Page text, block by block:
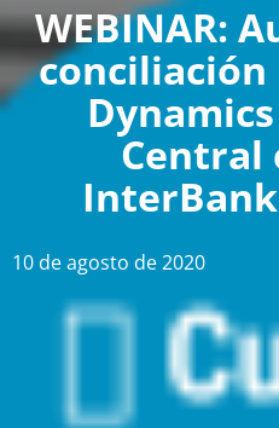
WEBINAR:
conciliación
Central
10 de agosto de 2020